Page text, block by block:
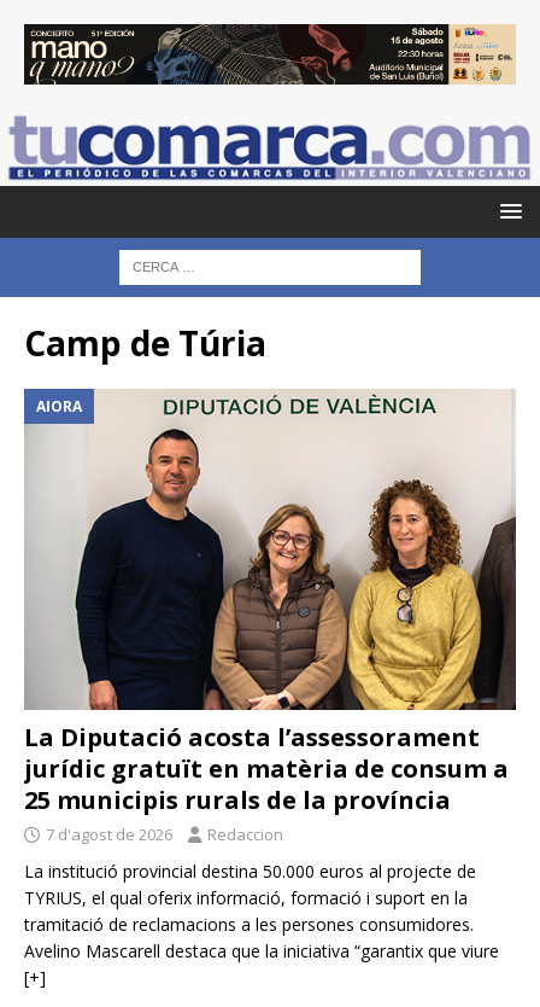
Camp de Túria
AIORA
La Diputació acosta l’assessorament
jurídic gratuït en matèria de consum a
25 municipis rurals de la província
7 d'agost de 2026 Redaccion
La institució provincial destina 50.000 euros al projecte de
TYRIUS, el qual oferix informació, formació i suport en la
tramitació de reclamacions a les persones consumidores.
Avelino Mascarell destaca que la iniciativa “garantix que viure
[+]